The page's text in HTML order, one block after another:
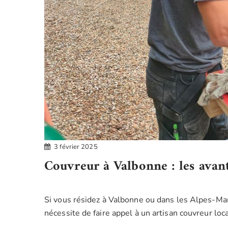
3 février 2025
Couvreur à Valbonne : les
Si vous résidez à Valbonne ou dans les Alpes-
nécessite de faire appel à un artisan couvreur